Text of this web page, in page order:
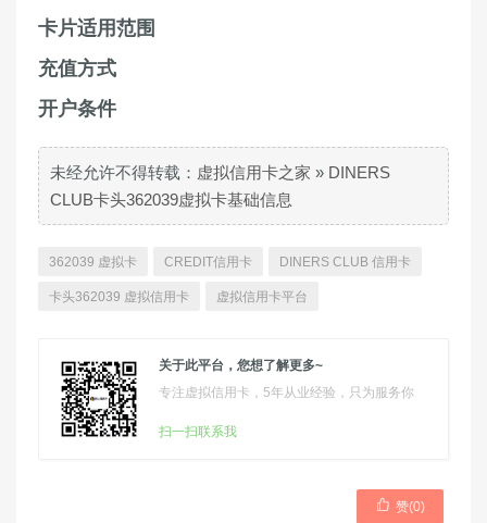
卡片适用范围
充值方式
开户条件
未经允许不得转载： 虚拟信用卡之家 » DINERS
CLUB卡头362039虚拟卡基础信息
362039 虚拟卡 CREDIT信用卡 DINERS CLUB 信用卡
卡头362039 虚拟信用卡 虚拟信用卡平台
关于此平台，您想了解更多~
专注虚拟信用卡，5年从业经验，只为服务你
扫一扫联系我
 赞(0)